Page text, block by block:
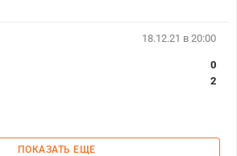
18.12.21 в 20:00
0
2
ПОКАЗАТЬ ЕЩЕ